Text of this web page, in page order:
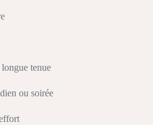
tenue
ou soirée